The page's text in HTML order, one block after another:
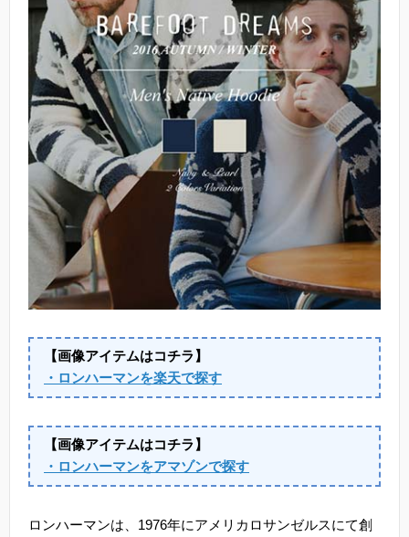
【画像アイテムはコチラ】
・ロンハーマンを楽天で探す
【画像アイテムはコチラ】
・ロンハーマンをアマゾンで探す
ロンハーマンは、1976年にアメリカロサンゼルスにて創